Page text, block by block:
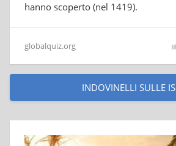
hanno scoperto (nel 1419).
globalquiz.org
INDOVINELLI SULLE